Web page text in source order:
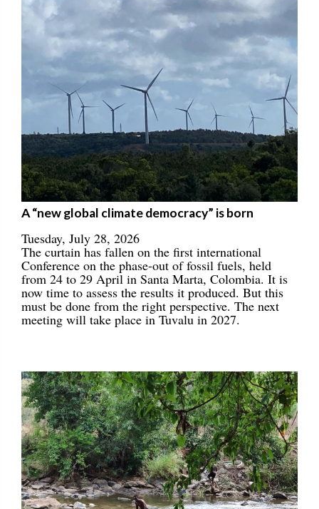
A “new global climate democracy” is born
Tuesday, July 28, 2026
The curtain has fallen on the first international
Conference on the phase-out of fossil fuels, held
from 24 to 29 April in Santa Marta, Colombia. It is
now time to assess the results it produced. But this
must be done from the right perspective. The next
meeting will take place in Tuvalu in 2027.